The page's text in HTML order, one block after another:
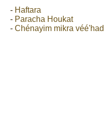
- Haftara
- Paracha Houkat
- Chénayim mikra